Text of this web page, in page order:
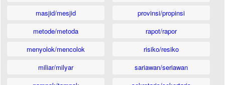
masjid/mesjid
metode/metoda
menyolok/mencolok
miliar/milyar
provinsi/propinsi
rapot/rapor
risiko/resiko
sariawan/seriawan